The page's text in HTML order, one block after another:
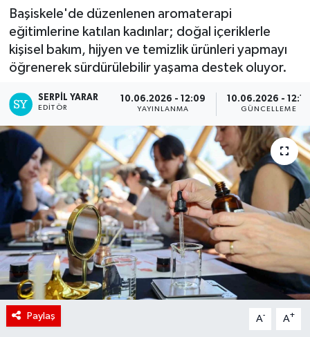
Başiskele'de düzenlenen aromaterapi
eğitimlerine katılan kadınlar; doğal içeriklerle
kişisel bakım, hijyen ve temizlik ürünleri yapmayı
öğrenerek sürdürülebilir yaşama destek oluyor.
SERPİL YARAR
EDITÖR
10.06.2026 - 12:09
YAYINLANMA
10.06.2026 - 12:16
GÜNCELLEME
Paylaş A- A+